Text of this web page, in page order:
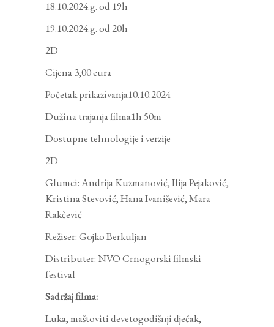
18.10.2024.g. od 19h
19.10.2024.g. od 20h
2D
Cijena 3,00 eura
Početak prikazivanja10.10.2024
Dužina trajanja filma1h 50m
Dostupne tehnologije i verzije
2D
Glumci: Andrija Kuzmanović, Ilija Pejaković,
Kristina Stevović, Hana Ivanišević, Mara
Rakčević
Režiser: Gojko Berkuljan
Distributer: NVO Crnogorski filmski
festival
Sadržaj filma:
Luka, maštoviti devetogodišnji dječak,